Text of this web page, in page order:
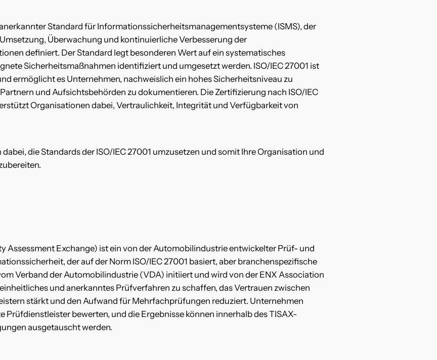
Standard für Informationssicherheitsmanagementsysteme (ISMS), der
Überwachung und kontinuierliche Verbesserung der
definiert. Der Standard legt besonderen Wert auf ein systematisches
Sicherheitsmaßnahmen identifiziert und umgesetzt werden. ISO/IEC 27001 ist
ermöglicht es Unternehmen, nachweislich ein hohes Sicherheitsniveau zu
und Aufsichtsbehörden zu dokumentieren. Die Zertifizierung nach ISO/IEC
Organisationen dabei, Vertraulichkeit, Integrität und Verfügbarkeit von
die Standards der ISO/IEC 27001 umzusetzen und somit Ihre Organisation und
Assessment Exchange) ist ein von der Automobilindustrie entwickelter Prüf- und
der auf der Norm ISO/IEC 27001 basiert, aber branchenspezifische
Verband der Automobilindustrie (VDA) initiiert und wird von der ENX Association
und anerkanntes Prüfverfahren zu schaffen, das Vertrauen zwischen
stärkt und den Aufwand für Mehrfachprüfungen reduziert. Unternehmen
Prüfdienstleister bewerten, und die Ergebnisse können innerhalb des TISAX-
ausgetauscht werden.